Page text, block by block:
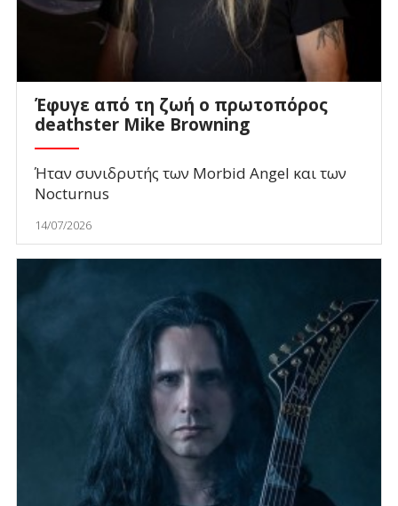
Έφυγε από τη ζωή ο πρωτοπόρος
deathster Mike Browning
Ήταν συνιδρυτής των Morbid Angel και των
Nocturnus
14/07/2026